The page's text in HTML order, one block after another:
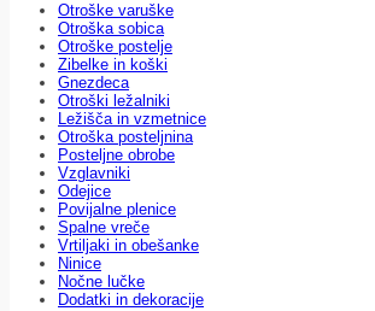
Otroške varuške
Otroška sobica
Otroške postelje
Zibelke in koški
Gnezdeca
Otroški ležalniki
Ležišča in vzmetnice
Otroška posteljnina
Posteljne obrobe
Vzglavniki
Odejice
Povijalne plenice
Spalne vreče
Vrtiljaki in obešanke
Ninice
Nočne lučke
Dodatki in dekoracije